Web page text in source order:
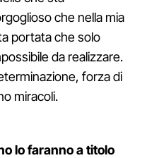
che nella mia
portata che solo
da realizzare.
forza di
miracoli.
lo faranno a titolo